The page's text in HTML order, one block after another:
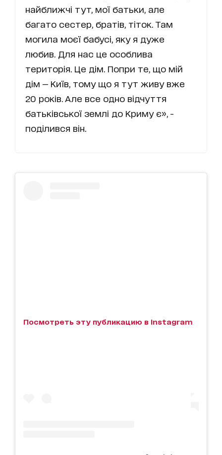
найближчі тут, мої батьки, але
багато сестер, братів, тіток. Там
могила моєї бабусі, яку я дуже
любив. Для нас це особлива
територія. Це дім. Попри те, що мій
дім — Київ, тому що я тут живу вже
20 років. Але все одно відчуття
батьківської землі до Криму є», -
поділився він.
Посмотреть эту публикацию в Instagram